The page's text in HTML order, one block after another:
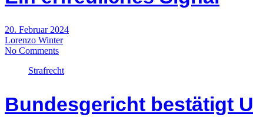
20. Februar 2024
Lorenzo Winter
No Comments
Strafrecht
Bundesgericht bestätigt